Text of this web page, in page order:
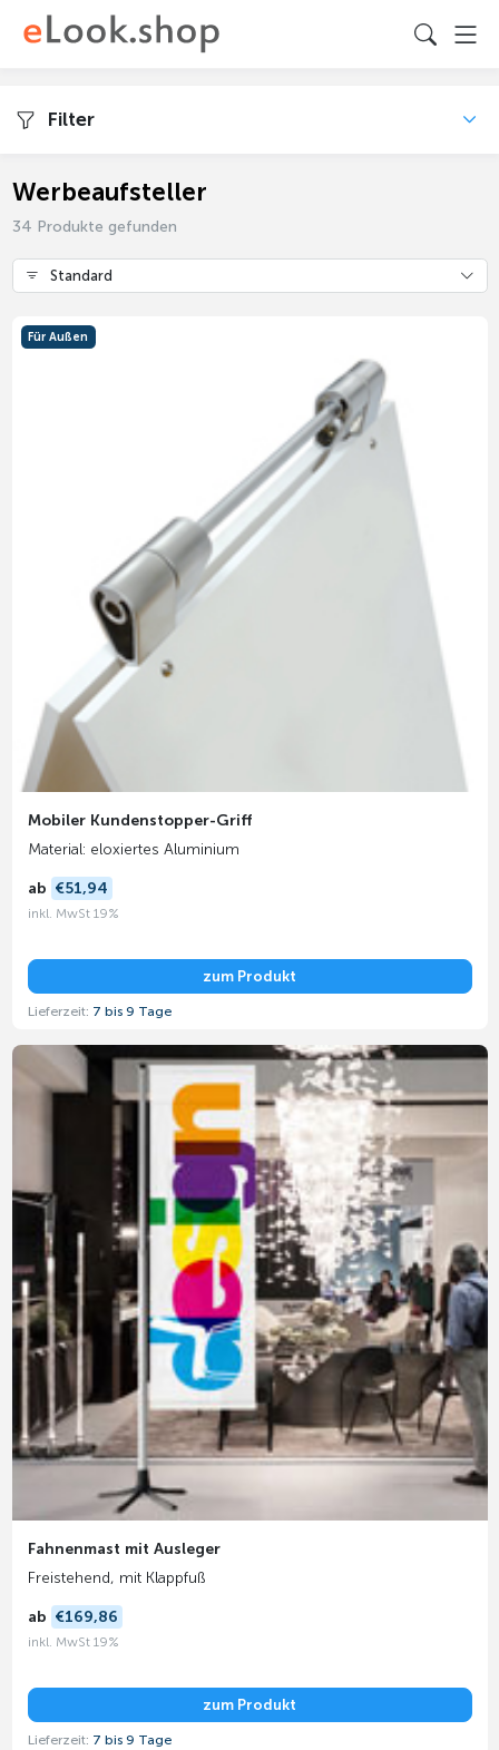
Filter
Werbeaufsteller
34 Produkte gefunden
Standard
Mobiler Kundenstopper-Griff
Material: eloxiertes Aluminium
ab €51,94
inkl. MwSt 19%
zum Produkt
Lieferzeit: 7 bis 9 Tage
Für Außen
Fahnenmast mit Ausleger
Freistehend, mit Klappfuß
ab €169,86
inkl. MwSt 19%
zum Produkt
Lieferzeit: 7 bis 9 Tage